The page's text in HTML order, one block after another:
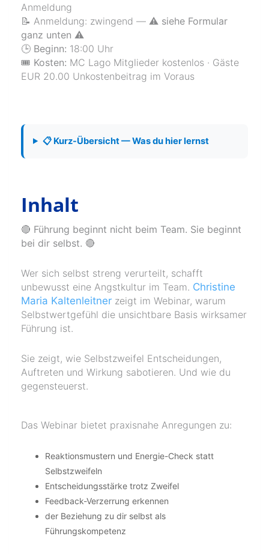
Anmeldung
📝 Anmeldung: zwingend — ⚠️ siehe Formular
ganz unten ⚠️
🕒 Beginn: 18:00 Uhr
🎟️ Kosten: MC Lago Mitglieder kostenlos · Gäste
EUR 20.00 Unkostenbeitrag im Voraus
📋 Kurz-Übersicht — Was du hier lernst
Inhalt
🔴 Führung beginnt nicht beim Team. Sie beginnt
bei dir selbst. 🔴
Wer sich selbst streng verurteilt, schafft
unbewusst eine Angstkultur im Team. Christine
Maria Kaltenleitner zeigt im Webinar, warum
Selbstwertgefühl die unsichtbare Basis wirksamer
Führung ist.
Sie zeigt, wie Selbstzweifel Entscheidungen,
Auftreten und Wirkung sabotieren. Und wie du
gegensteuerst.
Das Webinar bietet praxisnahe Anregungen zu:
Reaktionsmustern und Energie-Check statt
Selbstzweifeln
Entscheidungsstärke trotz Zweifel
Feedback-Verzerrung erkennen
der Beziehung zu dir selbst als
Führungskompetenz